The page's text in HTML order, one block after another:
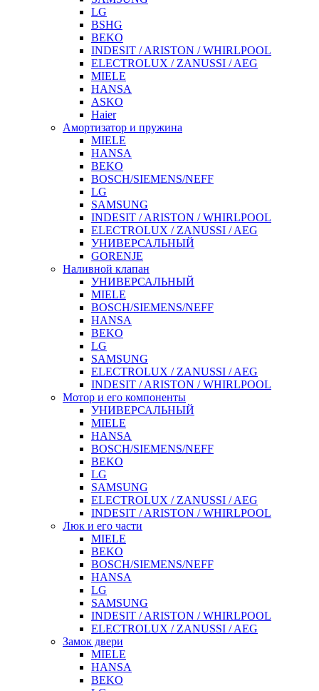
LG
BSHG
BEKO
INDESIT / ARISTON / WHIRLPOOL
ELECTROLUX / ZANUSSI / AEG
MIELE
HANSA
ASKO
Haier
Амортизатор и пружина
MIELE
HANSA
BEKO
BOSCH/SIEMENS/NEFF
LG
SAMSUNG
INDESIT / ARISTON / WHIRLPOOL
ELECTROLUX / ZANUSSI / AEG
УНИВЕРСАЛЬНЫЙ
GORENJE
Наливной клапан
УНИВЕРСАЛЬНЫЙ
MIELE
BOSCH/SIEMENS/NEFF
HANSA
BEKO
LG
SAMSUNG
ELECTROLUX / ZANUSSI / AEG
INDESIT / ARISTON / WHIRLPOOL
Мотор и его компоненты
УНИВЕРСАЛЬНЫЙ
MIELE
HANSA
BOSCH/SIEMENS/NEFF
BEKO
LG
SAMSUNG
ELECTROLUX / ZANUSSI / AEG
INDESIT / ARISTON / WHIRLPOOL
Люк и его части
MIELE
BEKO
BOSCH/SIEMENS/NEFF
HANSA
LG
SAMSUNG
INDESIT / ARISTON / WHIRLPOOL
ELECTROLUX / ZANUSSI / AEG
Замок двери
MIELE
HANSA
BEKO